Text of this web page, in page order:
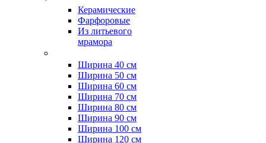
Керамические
Фарфоровые
Из литьевого
мрамора
Ширина 40 см
Ширина 50 см
Ширина 60 см
Ширина 70 см
Ширина 80 см
Ширина 90 см
Ширина 100 см
Ширина 120 см